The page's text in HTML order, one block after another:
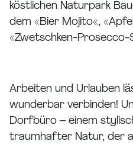
köstlichen Naturpark
dem «Bier Mojito«,
«Zwetschken-Prosecco-
Arbeiten und Urlauben
wunderbar verbinden!
Dorfbüro – einem
traumhafter Natur, der